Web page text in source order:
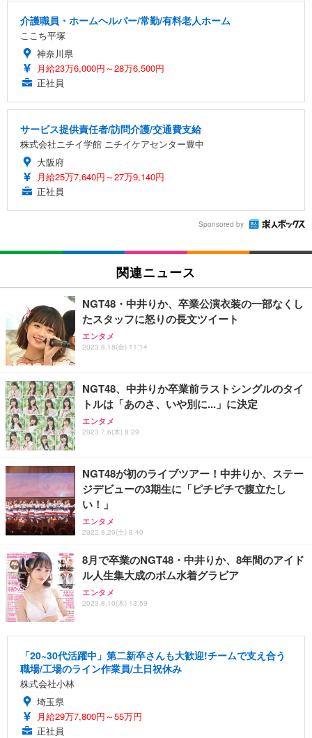
介護職員・ホームヘルパー/常勤/有料老人ホーム
ここち平塚
神奈川県
月給23万6,000円～28万6,500円
正社員
サービス提供責任者/訪問介護/交通費支給
株式会社ニチイ学館 ニチイケアセンター豊中
大阪府
月給25万7,640円～27万9,140円
正社員
Sponsored by
関連ニュース
NGT48・中井りか、卒業公演衣装の一部なくし
たスタッフに怒りの長文ツイート
エンタメ
2023.8.18(金) 11:14
NGT48、中井りか卒業前ラストシングルのタイ
トルは「あのさ、いや別に...」に決定
エンタメ
2023.7.6(木) 8:29
NGT48が初のライブツアー！中井りか、ステー
ジデビューの3期生に「ピチピチで腹立たし
い！」
エンタメ
2022.8.20(土) 8:40
8月で卒業のNGT48・中井りか、8年間のアイド
ル人生集大成のボム水着グラビア
エンタメ
2023.8.10(木) 13:59
「20~30代活躍中」第二新卒さんも大歓迎!チームで支え合う
職場/工場のライン作業員/土日祝休み
株式会社小林
埼玉県
月給29万7,800円～55万円
正社員